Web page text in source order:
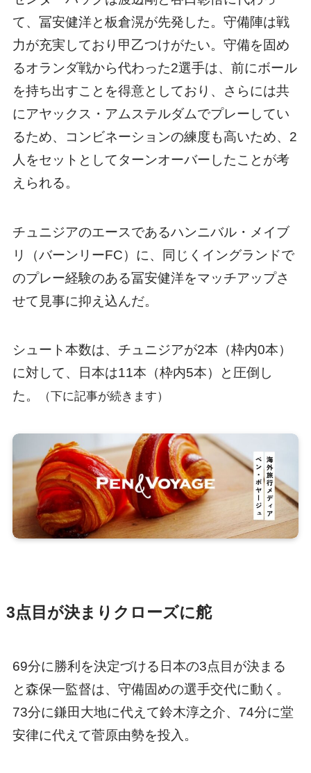
て、冨安健洋と板倉滉が先発した。守備陣は戦
力が充実しており甲乙つけがたい。守備を固め
るオランダ戦から代わった2選手は、前にボール
を持ち出すことを得意としており、さらには共
にアヤックス・アムステルダムでプレーしてい
るため、コンビネーションの練度も高いため、2
人をセットとしてターンオーバーしたことが考
えられる。
チュニジアのエースであるハンニバル・メイブ
リ（バーンリーFC）に、同じくイングランドで
のプレー経験のある冨安健洋をマッチアップさ
せて見事に抑え込んだ。
シュート本数は、チュニジアが2本（枠内0本）
に対して、日本は11本（枠内5本）と圧倒し
た。
（下に記事が続きます）
3点目が決まりクローズに舵
69分に勝利を決定づける日本の3点目が決まる
と森保一監督は、守備固めの選手交代に動く。
73分に鎌田大地に代えて鈴木淳之介、74分に堂
安律に代えて菅原由勢を投入。